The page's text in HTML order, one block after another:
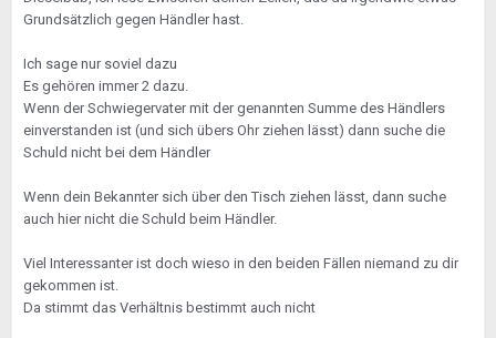
Grundsätzlich gegen Händler hast.
Ich sage nur soviel dazu
Es gehören immer 2 dazu.
Wenn der Schwiegervater mit der genannten Summe des Händlers
einverstanden ist (und sich übers Ohr ziehen lässt) dann suche die
Schuld nicht bei dem Händler
Wenn dein Bekannter sich über den Tisch ziehen lässt, dann suche
auch hier nicht die Schuld beim Händler.
Viel Interessanter ist doch wieso in den beiden Fällen niemand zu dir
gekommen ist.
Da stimmt das Verhältnis bestimmt auch nicht